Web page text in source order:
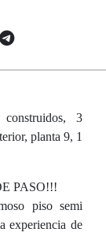
3
planta 9, 1
PASO!!!
piso semi
experiencia de